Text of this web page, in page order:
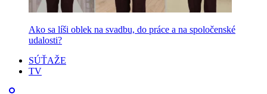
Ako sa líši oblek na svadbu, do práce a na spoločenské
udalosti?
SÚŤAŽE
TV